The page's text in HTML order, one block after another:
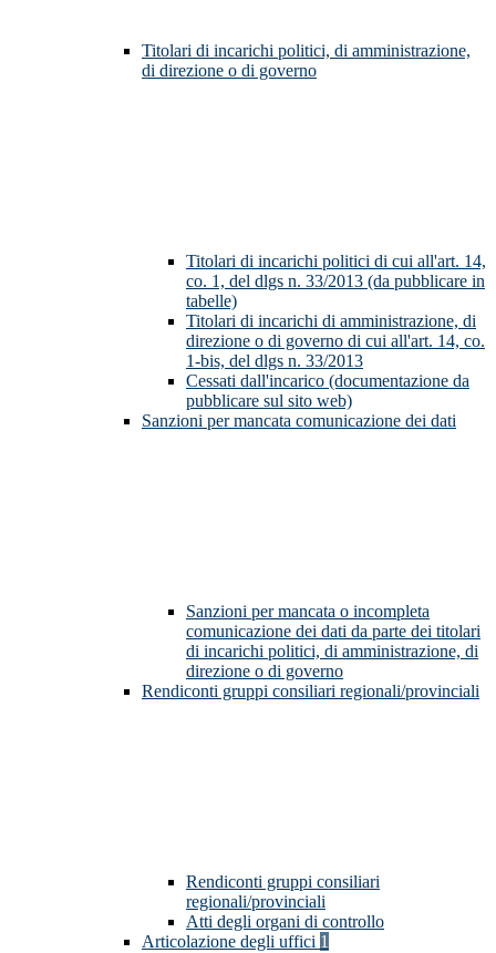
Titolari di incarichi politici, di amministrazione,
di direzione o di governo
Titolari di incarichi politici di cui all'art. 14,
co. 1, del dlgs n. 33/2013 (da pubblicare in
tabelle)
Titolari di incarichi di amministrazione, di
direzione o di governo di cui all'art. 14, co.
1-bis, del dlgs n. 33/2013
Cessati dall'incarico (documentazione da
pubblicare sul sito web)
Sanzioni per mancata comunicazione dei dati
Sanzioni per mancata o incompleta
comunicazione dei dati da parte dei titolari
di incarichi politici, di amministrazione, di
direzione o di governo
Rendiconti gruppi consiliari regionali/provinciali
Rendiconti gruppi consiliari
regionali/provinciali
Atti degli organi di controllo
Articolazione degli uffici 1